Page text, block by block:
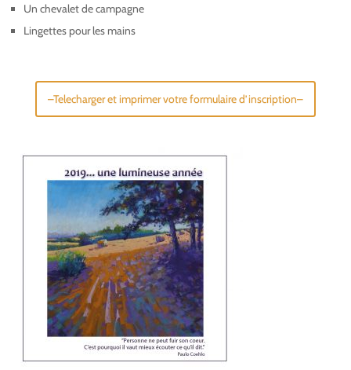
Un chevalet de campagne
Lingettes pour les mains
–Telecharger et imprimer votre formulaire d’inscription–